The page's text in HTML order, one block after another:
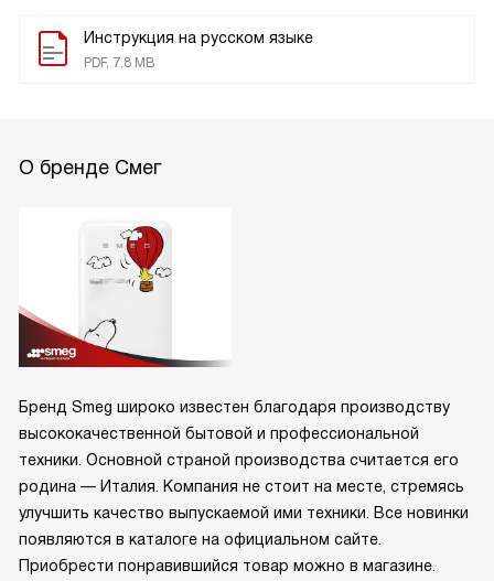
Инструкция на русском языке
PDF, 7.8 MB
О бренде Смег
Бренд Smeg широко известен благодаря производству
высококачественной бытовой и профессиональной
техники. Основной страной производства считается его
родина — Италия. Компания не стоит на месте, стремясь
улучшить качество выпускаемой ими техники. Все новинки
появляются в каталоге на официальном сайте.
Приобрести понравившийся товар можно в магазине.